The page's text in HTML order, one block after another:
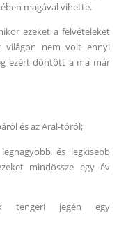
magával vihette.
ezeket a felvételeket
világon nem volt ennyi
ezért döntött a ma már
és az Aral-tóról;
és legkisebb
mindössze egy év
tengeri jegén egy